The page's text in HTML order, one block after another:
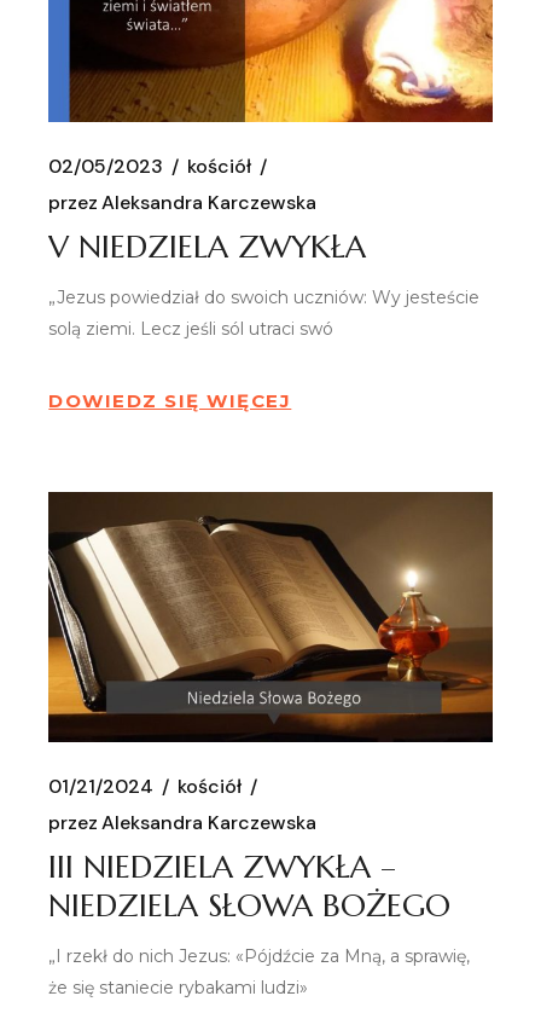
02/05/2023
kościół
przez Aleksandra Karczewska
V NIEDZIELA ZWYKŁA
„Jezus powiedział do swoich uczniów: Wy jesteście
solą ziemi. Lecz jeśli sól utraci swó
DOWIEDZ SIĘ WIĘCEJ
01/21/2024
kościół
przez Aleksandra Karczewska
III NIEDZIELA ZWYKŁA –
NIEDZIELA SŁOWA BOŻEGO
„I rzekł do nich Jezus: «Pójdźcie za Mną, a sprawię,
że się staniecie rybakami ludzi»